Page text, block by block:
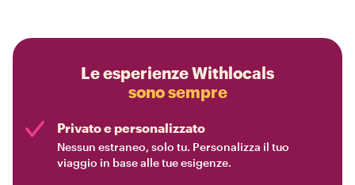
Le esperienze Withlocals
sono sempre
Privato e personalizzato
Nessun estraneo, solo tu. Personalizza il tuo
viaggio in base alle tue esigenze.